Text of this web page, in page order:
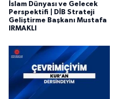
İslam Dünyası ve Gelecek
Perspektifi | DİB Strateji
Geliştirme Başkanı Mustafa
IRMAKLI
Giresun Müftülüğü
Gümüşhane Müftülüğü
Hakkari Müftülüğü
Hatay Müftülüğü